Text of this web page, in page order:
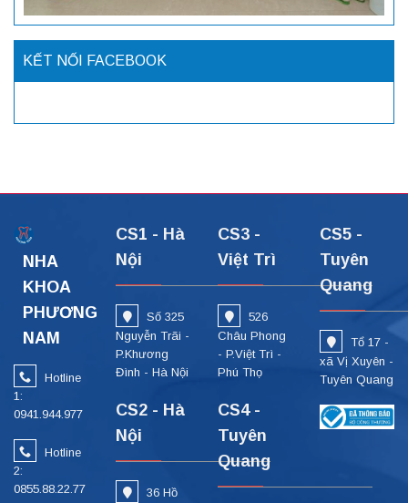
KẾT NỐI FACEBOOK
NHA
KHOA
PHƯƠNG
NAM
Hotline
1:
0941.944.977
Hotline
2:
0855.88.22.77
CS1 - Hà
Nội
Số 325
Nguyễn Trãi -
P.Khương
Đình - Hà Nội
CS2 - Hà
Nội
36 Hồ
CS3 -
Việt Trì
526
Châu Phong
- P.Việt Trì -
Phú Thọ
CS4 -
Tuyên
Quang
CS5 -
Tuyên
Quang
Tổ 17 -
xã Vị Xuyên -
Tuyên Quang